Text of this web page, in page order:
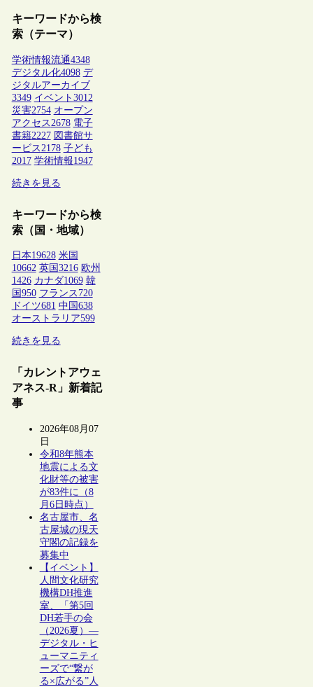
キーワードから検
索（テーマ）
学術情報流通4348
デジタル化4098 デ
ジタルアーカイブ
3349 イベント 3012
災害2754 オープン
アクセス 2678 電子
書籍2227 図書館サ
ービス 2178 子ども
2017 学術情報1947
続きを見る
キーワードから検
索（国・地域）
日本19628 米国
10662 英国 3216 欧州
1426 カナダ1069 韓
国 950 フランス 720
ドイツ681 中国 638
オーストラリア599
続きを見る
「カレントアウェ
アネス-R」新着記
事
2026年08月07
日
令和8年熊本
地震による文
化財等の被害
が83件に（8
月6日時点）
名古屋市、名
古屋城の現天
守閣の記録を
募集中
【イベント】
人間文化研究
機構DH推進
室、「第5回
DH若手の会
（2026夏）―
デジタル・ヒ
ューマニティ
ーズで“繋が
る×広がる”人